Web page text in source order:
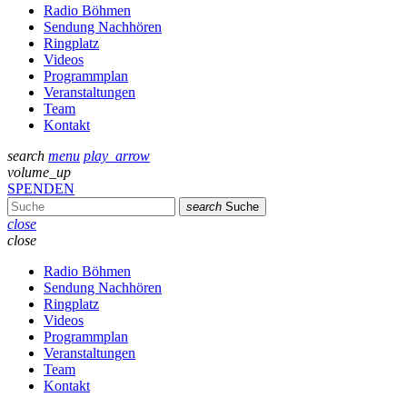
Radio Böhmen
Sendung Nachhören
Ringplatz
Videos
Programmplan
Veranstaltungen
Team
Kontakt
search menu play_arrow
volume_up
SPENDEN
search Suche
close
close
Radio Böhmen
Sendung Nachhören
Ringplatz
Videos
Programmplan
Veranstaltungen
Team
Kontakt